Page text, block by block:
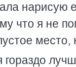
что я не
место,